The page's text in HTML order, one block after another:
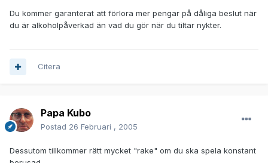
Du kommer garanterat att förlora mer pengar på dåliga beslut när
du är alkoholpåverkad än vad du gör när du tiltar nykter.
Citera
Papa Kubo
Postad 26 Februari , 2005
Dessutom tillkommer rätt mycket "rake" om du ska spela konstant